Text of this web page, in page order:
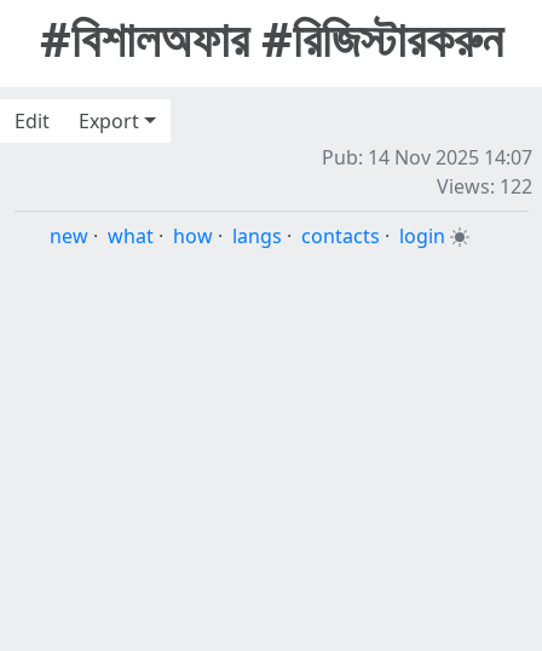
#বিশালঅফার #রিজিস্টারকরুন
Edit
Export
Pub: 14 Nov 2025 14:07
Views: 122
new · what · how · langs · contacts · login